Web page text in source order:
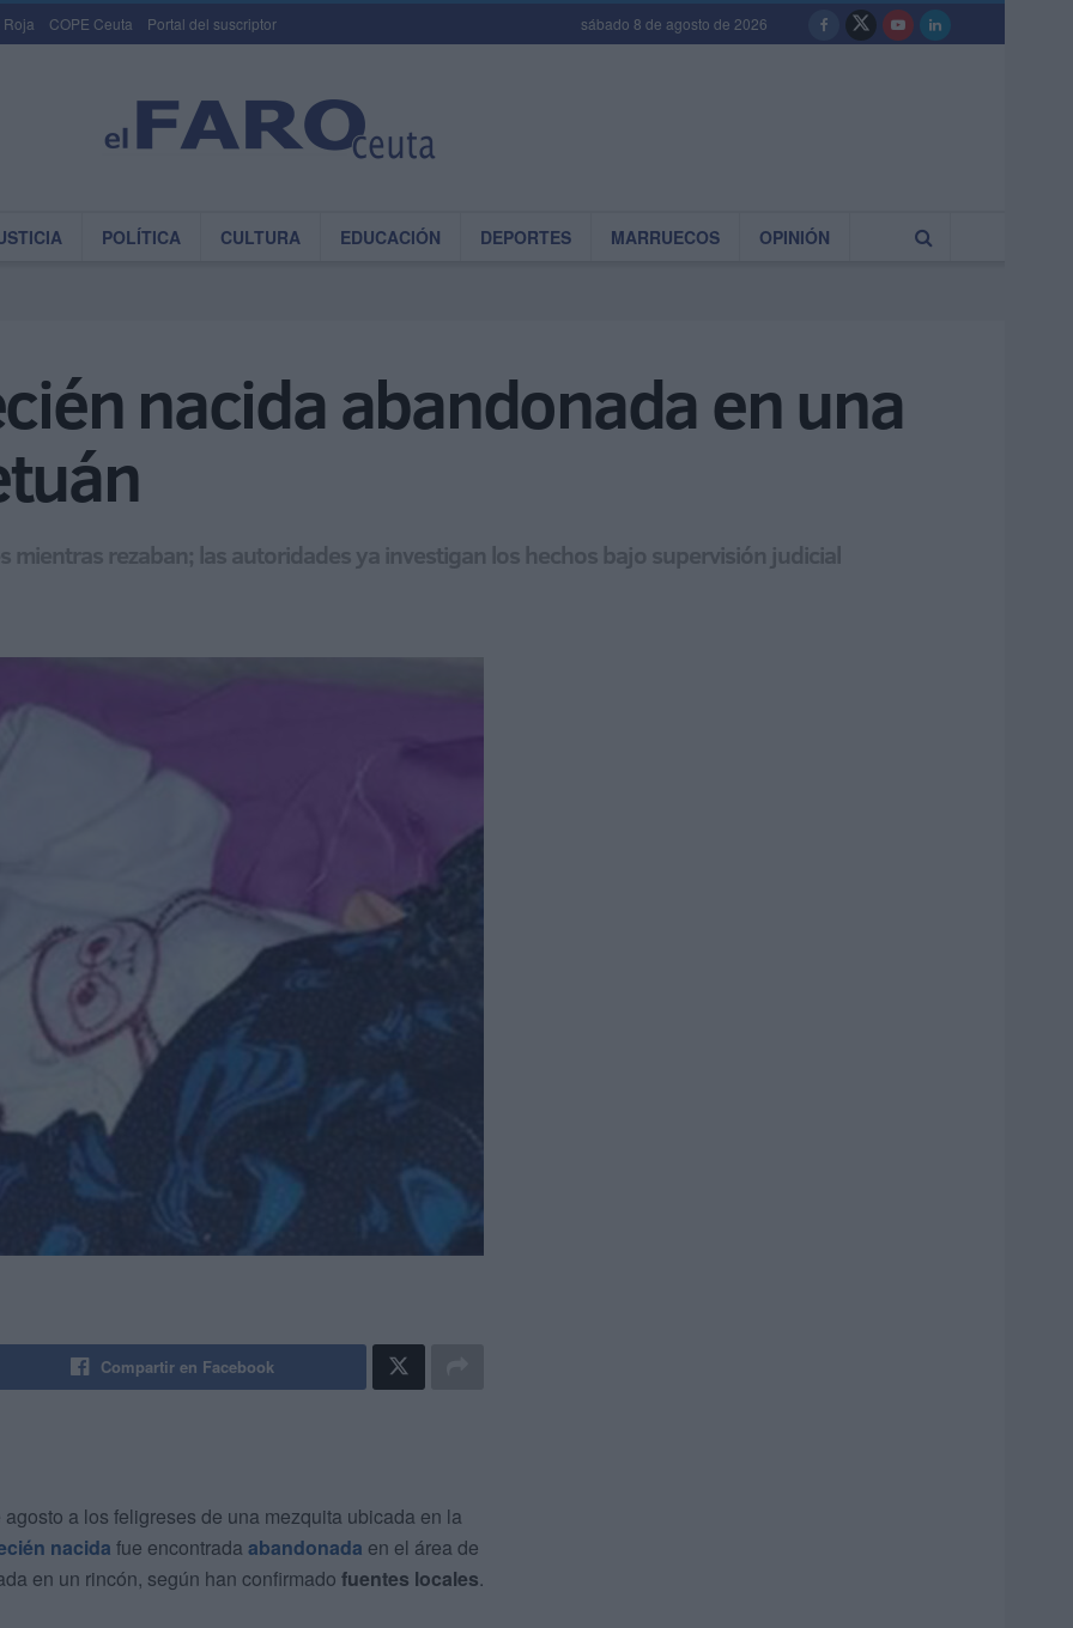
Roja COPE Ceuta Portal del suscriptor sábado 8 de agosto de 2026
POLÍTICA CULTURA EDUCACIÓN DEPORTES MARRUECOS OPINIÓN
nacida abandonada en una
mientras rezaban; las autoridades ya investigan los hechos bajo supervisión judicial
Compartir en Facebook
a los feligreses de una mezquita ubicada en la
nacida fue encontrada abandonada en el área de
en un rincón, según han confirmado fuentes locales.